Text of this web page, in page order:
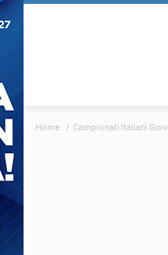
Home Campionati Italiani